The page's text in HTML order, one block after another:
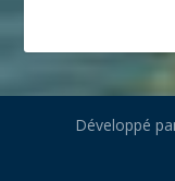
Développé